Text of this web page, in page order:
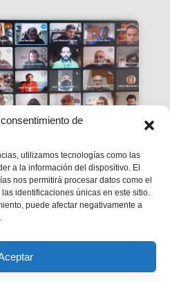
de
utilizamos tecnologías como las
a la información del dispositivo. El
nos permitirá procesar datos como el
identificaciones únicas en este sitio.
puede afectar negativamente a
2022
de
d’abril.